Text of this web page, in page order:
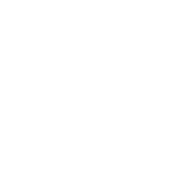
агентства. Так началась модельная